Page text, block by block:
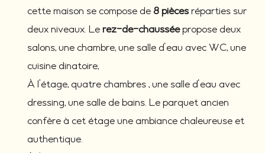
cette maison se compose de 8piècesréparties sur
deux niveaux. Lerez-de-chausséepropose deux
salons, une chambre, une salle d'eau avec WC, une
cuisine dinatoire,
À l’étage, quatre chambres , une salle d'eau avec
dressing, une salle de bains. Le parquet ancien
confère à cet étage une ambiance chaleureuse et
authentique.